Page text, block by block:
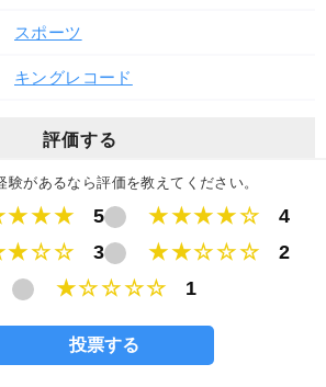
スポーツ
キングレコード
評価する
験があるなら評価を教えてください。
5 ★★★★☆
4
3 ★★☆☆☆
2
★☆☆☆☆
1